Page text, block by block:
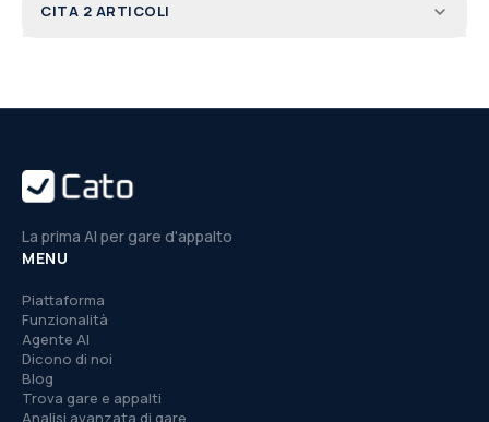
CITA 2 ARTICOLI
La prima AI per gare d'appalto
MENU
Piattaforma
Funzionalità
Agente AI
Dicono di noi
Blog
Trova gare e appalti
Analisi avanzata di gare